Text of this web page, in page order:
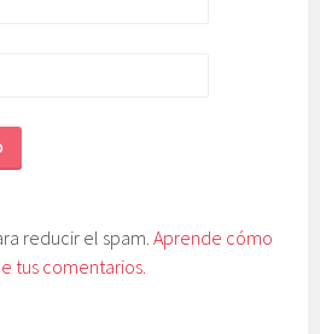
reducir el spam.Aprende cómo
tus comentarios.